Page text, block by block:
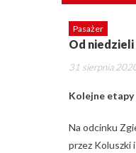
Pasażer
Od
Posted
31 sierpnia
Kolejne
Na odcinku
przez Koluszki